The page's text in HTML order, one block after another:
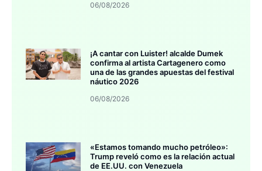
06/08/2026
¡A cantar con Luister! alcalde Dumek
confirma al artista Cartagenero como
una de las grandes apuestas del festival
náutico 2026
06/08/2026
«Estamos tomando mucho petróleo»:
Trump reveló como es la relación actual
de EE.UU. con Venezuela